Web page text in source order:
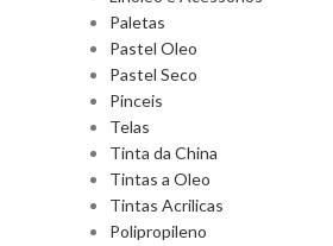
Paletas
Pastel Oleo
Pastel Seco
Pinceis
Telas
Tinta da China
Tintas a Oleo
Tintas Acrilicas
Polipropileno